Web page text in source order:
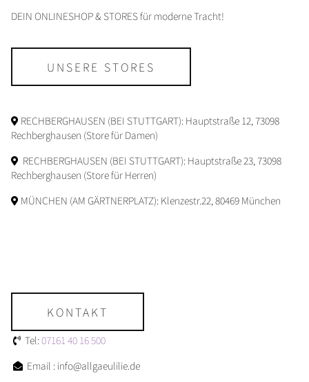
DEIN ONLINESHOP & STORES für moderne Tracht!
UNSERE STORES
RECHBERGHAUSEN (BEI STUTTGART): Hauptstraße 12, 73098
Rechberghausen (Store für Damen)
RECHBERGHAUSEN (BEI STUTTGART): Hauptstraße 23, 73098
Rechberghausen (Store für Herren)
MÜNCHEN (AM GÄRTNERPLATZ): Klenzestr.22, 80469 München
KONTAKT
Tel: 07161 40 16 500
Email : info@allgaeulilie.de